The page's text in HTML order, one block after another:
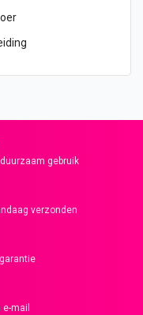
gebruik
verzonden
mail